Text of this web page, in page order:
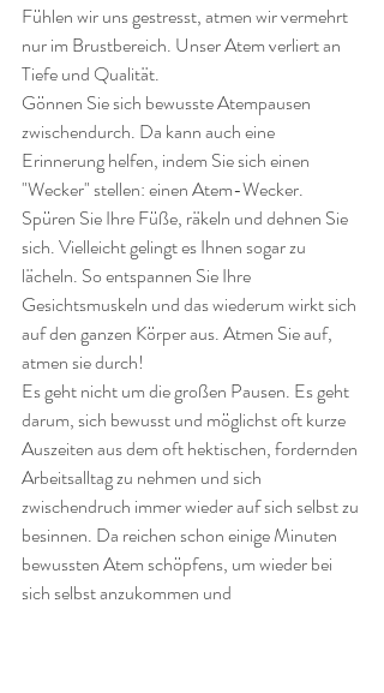
Fühlen wir uns gestresst, atmen wir vermehrt
nur im Brustbereich. Unser Atem verliert an
Tiefe und Qualität.
Gönnen Sie sich bewusste Atempausen
zwischendurch. Da kann auch eine
Erinnerung helfen, indem Sie sich einen
"Wecker" stellen: einen Atem-Wecker.
Spüren Sie Ihre Füße, räkeln und dehnen Sie
sich. Vielleicht gelingt es Ihnen sogar zu
lächeln. So entspannen Sie Ihre
Gesichtsmuskeln und das wiederum wirkt sich
auf den ganzen Körper aus. Atmen Sie auf,
atmen sie durch!
Es geht nicht um die großen Pausen. Es geht
darum, sich bewusst und möglichst oft kurze
Auszeiten aus dem oft hektischen, fordernden
Arbeitsalltag zu nehmen und sich
zwischendruch immer wieder auf sich selbst zu
besinnen. Da reichen schon einige Minuten
bewussten Atem schöpfens, um wieder bei
sich selbst anzukommen und